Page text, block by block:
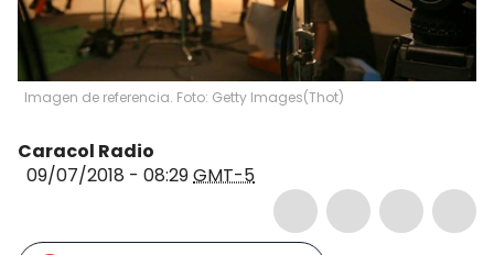
Imagen de referencia. Foto: Getty Images(Thot)
Caracol Radio
09/07/2018 - 08:29GMT-5